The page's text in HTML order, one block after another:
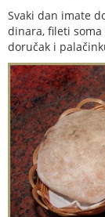
Svaki dan imate
dinara, fileti soma
doručak i